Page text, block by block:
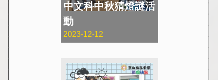
中文科中秋猜燈謎活
動
2023-12-12